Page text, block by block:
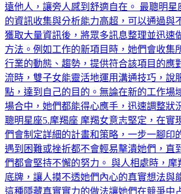
遠他人，讓旁人感到舒適自在。 最聰明星
的資訊收集與分析能力高超，可以通過與
獲取大量資訊後，將眾多訊息整理並迅速
方法。例如工作的新項目時，她們會收集
行業的動態、趨勢，提供符合該項目的應
流時，雙子女能靈活地運用溝通技巧，說
點，達到自己的目的。無論在新的工作場
場合中，她們都能得心應手，迅速調整狀
聰明星座5.摩羯座 摩羯女意志堅定，在實
們會制定詳細的計畫和策略，一步一腳印
遇到困難或挫折都不會輕易擊潰她們，直
們都會堅持不懈的努力。 與人相處時，摩
底牌，讓人摸不透她們內心的真實想法與
這種隱藏真實實力的做法讓她們在競爭中